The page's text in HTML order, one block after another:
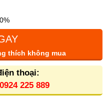
thích không mua
thoại:
0924 225 889